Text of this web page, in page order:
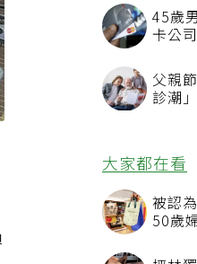
45歲
卡公
父親
診潮
大家都在看
被認
50